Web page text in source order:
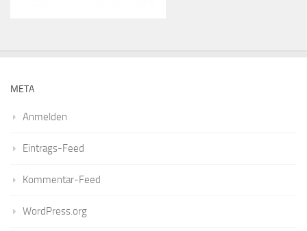
META
Anmelden
Eintrags-Feed
Kommentar-Feed
WordPress.org